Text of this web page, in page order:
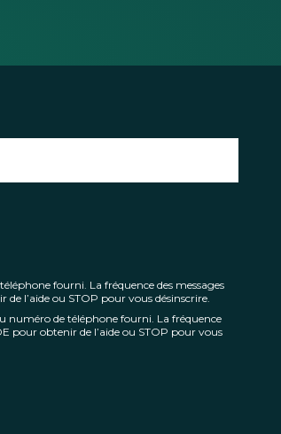
fourni. La fréquence des messages
l’aide ou STOP pour vous désinscrire.
numéro de téléphone fourni. La fréquence
pour obtenir de l’aide ou STOP pour vous